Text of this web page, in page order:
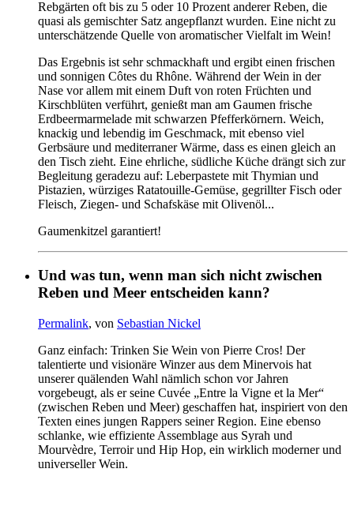
Rebgärten oft bis zu 5 oder 10 Prozent anderer Reben, die
quasi als gemischter Satz angepflanzt wurden. Eine nicht zu
unterschätzende Quelle von aromatischer Vielfalt im Wein!
Das Ergebnis ist sehr schmackhaft und ergibt einen frischen
und sonnigen Côtes du Rhône. Während der Wein in der
Nase vor allem mit einem Duft von roten Früchten und
Kirschblüten verführt, genießt man am Gaumen frische
Erdbeermarmelade mit schwarzen Pfefferkörnern. Weich,
knackig und lebendig im Geschmack, mit ebenso viel
Gerbsäure und mediterraner Wärme, dass es einen gleich an
den Tisch zieht. Eine ehrliche, südliche Küche drängt sich zur
Begleitung geradezu auf: Leberpastete mit Thymian und
Pistazien, würziges Ratatouille-Gemüse, gegrillter Fisch oder
Fleisch, Ziegen- und Schafskäse mit Olivenöl...
Gaumenkitzel garantiert!
Und was tun, wenn man sich nicht zwischen
Reben und Meer entscheiden kann?
Permalink, von Sebastian Nickel
Ganz einfach: Trinken Sie Wein von Pierre Cros! Der
talentierte und visionäre Winzer aus dem Minervois hat
unserer quälenden Wahl nämlich schon vor Jahren
vorgebeugt, als er seine Cuvée „Entre la Vigne et la Mer“
(zwischen Reben und Meer) geschaffen hat, inspiriert von den
Texten eines jungen Rappers seiner Region. Eine ebenso
schlanke, wie effiziente Assemblage aus Syrah und
Mourvèdre, Terroir und Hip Hop, ein wirklich moderner und
universeller Wein.